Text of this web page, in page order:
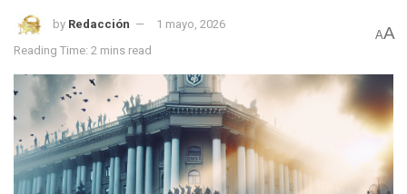
by Redacción
1 mayo, 2026
Reading Time: 2 mins read
AA